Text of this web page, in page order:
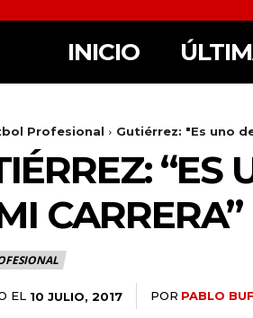
INICIO
Profesional Gutiérrez: "Es uno
“ES
CARRERA”
EL 10 JULIO, 2017 POR PABLO